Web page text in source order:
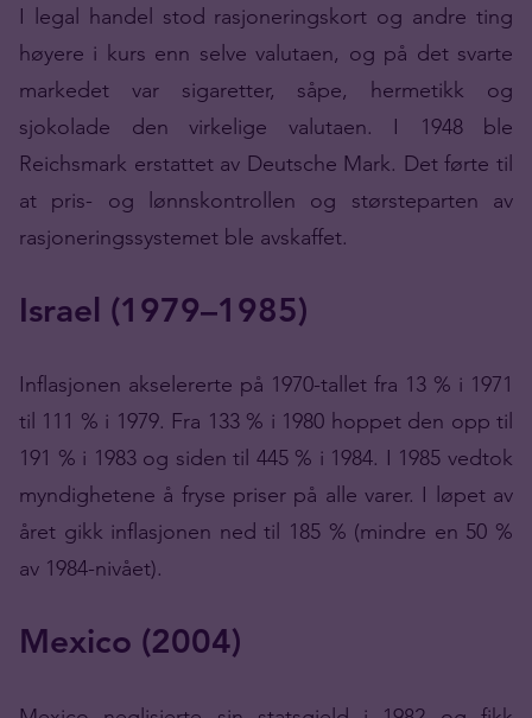
I legal handel stod rasjoneringskort og andre ting
høyere i kurs enn selve valutaen, og på det svarte
markedet var sigaretter, såpe, hermetikk og
sjokolade den virkelige valutaen. I 1948 ble
Reichsmark erstattet av Deutsche Mark. Det førte til
at pris- og lønnskontrollen og størsteparten av
rasjoneringssystemet ble avskaffet.
Israel (1979–1985)
Inflasjonen akselererte på 1970-tallet fra 13 % i 1971
til 111 % i 1979. Fra 133 % i 1980 hoppet den opp til
191 % i 1983 og siden til 445 % i 1984. I 1985 vedtok
myndighetene å fryse priser på alle varer. I løpet av
året gikk inflasjonen ned til 185 % (mindre en 50 %
av 1984-nivået).
Mexico (2004)